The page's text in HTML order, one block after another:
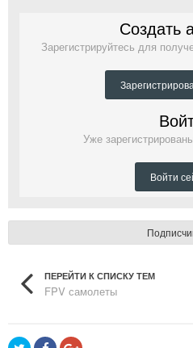
Создать
Зарегистрируйтесь для
Уже
Войти
ПЕРЕЙТИ К СПИСКУ ТЕМ
FPV самолеты